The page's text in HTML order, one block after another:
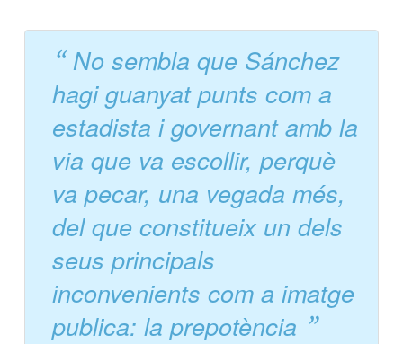
No sembla que Sánchez
hagi guanyat punts com a
estadista i governant amb la
via que va escollir, perquè
va pecar, una vegada més,
del que constitueix un dels
seus principals
inconvenients com a imatge
publica: la prepotència